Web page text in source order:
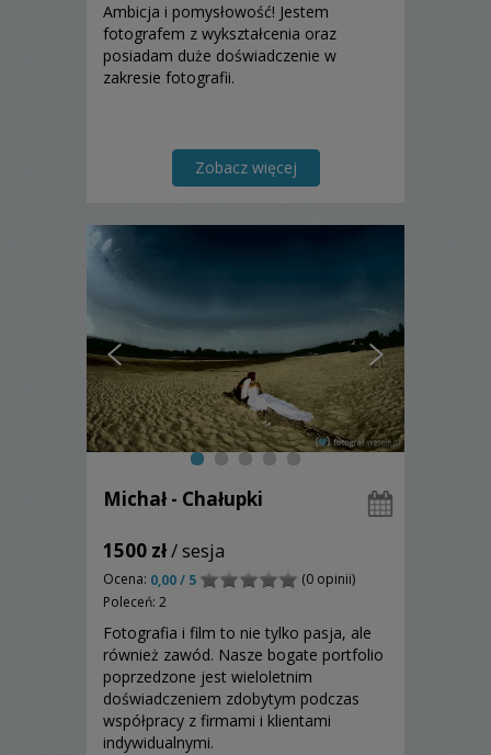
Ambicja i pomysłowość! Jestem
fotografem z wykształcenia oraz
posiadam duże doświadczenie w
zakresie fotografii.
Zobacz więcej
Michał - Chałupki
1500 zł/ sesja
Ocena: 0,00 / 5
(0 opinii)
Poleceń: 2
Fotografia i film to nie tylko pasja, ale
również zawód. Nasze bogate portfolio
poprzedzone jest wieloletnim
doświadczeniem zdobytym podczas
współpracy z firmami i klientami
indywidualnymi.